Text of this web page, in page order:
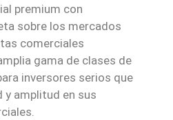
premium con
sobre los mercados
comerciales
gama de clases de
inversores serios que
y amplitud en sus